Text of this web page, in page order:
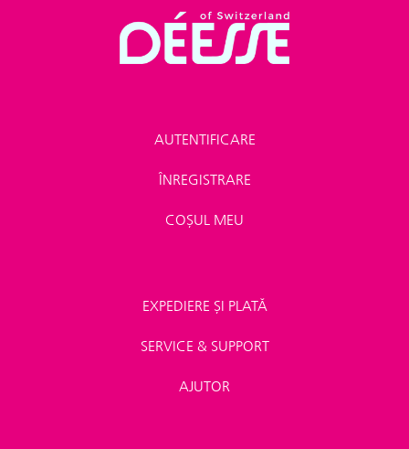
AUTENTIFICARE
ÎNREGISTRARE
COȘUL MEU
EXPEDIERE ȘI PLATĂ
SERVICE & SUPPORT
AJUTOR